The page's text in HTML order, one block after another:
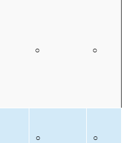
○ ○
○ ○